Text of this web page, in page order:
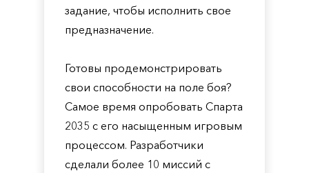
задание, чтобы исполнить свое
предназначение.
Готовы продемонстрировать
свои способности на поле боя?
Самое время опробовать Спарта
2035 с его насыщенным игровым
процессом. Разработчики
сделали более 10 миссий с